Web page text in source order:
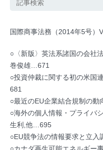
国際商事法務（2014年5号）
○〈新版〉英法系諸国の会社
巻俊雄…671
○投資仲裁に関する初の米国
681
○最近のEU企業結合規制の
○海外の個人情報・プライバ
生利,他…695
○EU競争法の情報要求と立